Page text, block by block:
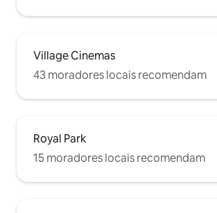
Village Cinemas
43 moradores locais recomendam
Royal Park
15 moradores locais recomendam